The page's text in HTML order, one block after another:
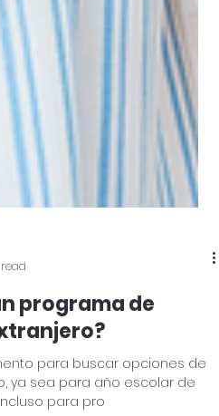
programa de